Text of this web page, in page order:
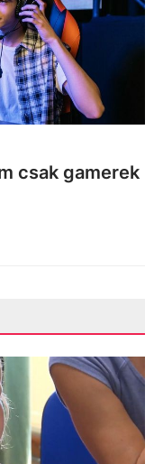
csak gamerek